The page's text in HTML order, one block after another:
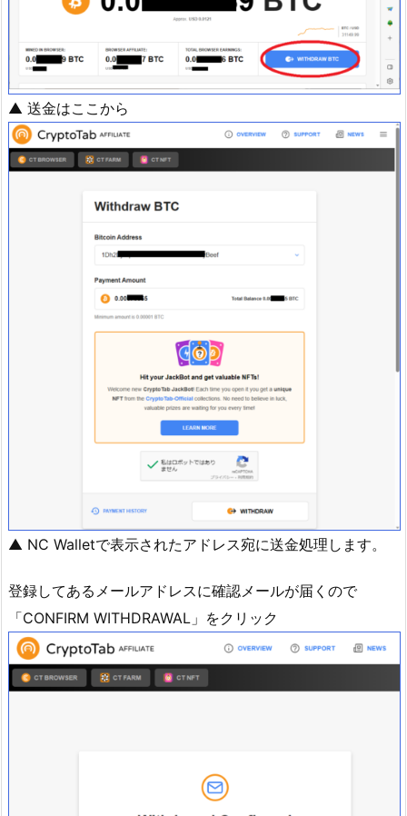
▲ 送金はここから
▲ NC Walletで表示されたアドレス宛に送金処理します。
登録してあるメールアドレスに確認メールが届くので
「CONFIRM WITHDRAWAL」をクリック